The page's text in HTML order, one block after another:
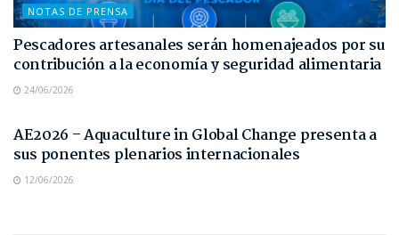
NOTAS DE PRENSA
Pescadores artesanales serán homenajeados por su
contribución a la economía y seguridad alimentaria
24/06/2026
AE2026 – Aquaculture in Global Change presenta a
sus ponentes plenarios internacionales
12/06/2026